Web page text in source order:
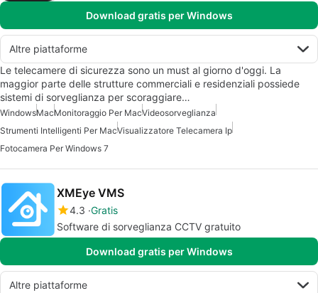
Download gratis per Windows
Altre piattaforme
Le telecamere di sicurezza sono un must al giorno d'oggi. La
maggior parte delle strutture commerciali e residenziali possiede
sistemi di sorveglianza per scoraggiare…
WindowsMacMonitoraggio Per MacVideosorveglianza
Strumenti Intelligenti Per MacVisualizzatore Telecamera Ip
Fotocamera Per Windows 7
XMEye VMS
4.3 Gratis
Software di sorveglianza CCTV gratuito
Download gratis per Windows
Altre piattaforme